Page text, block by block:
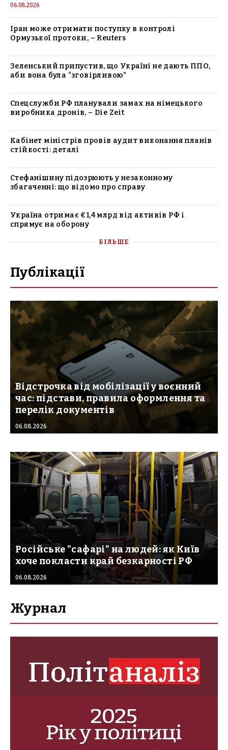
06.08.2026
Іран може отримати поступку в контролі
Ормузької протоки, – Reuters
Зеленський припустив, що Україні не дають ППО,
аби вона була “зговірливою”
Спецслужби РФ планували замах на німецького
виробника дронів, – Die Zeit
Кабінет міністрів провів аудит виконання планів
стійкості: деталі
Стефанішину підозрюють у незаконному
збагаченні: що відомо про справу
Україна отримає €1,4 млрд від активів РФ і
спрямує на оборону
БІЛЬШЕ
Публікації
Відстрочка від мобілізації у воєнний
час: підстави, правила оформлення та
перелік документів
06.08.2026
Російське "сафарі" на людей: як Київ
хоче покласти край безкарності РФ
06.08.2026
Журнал